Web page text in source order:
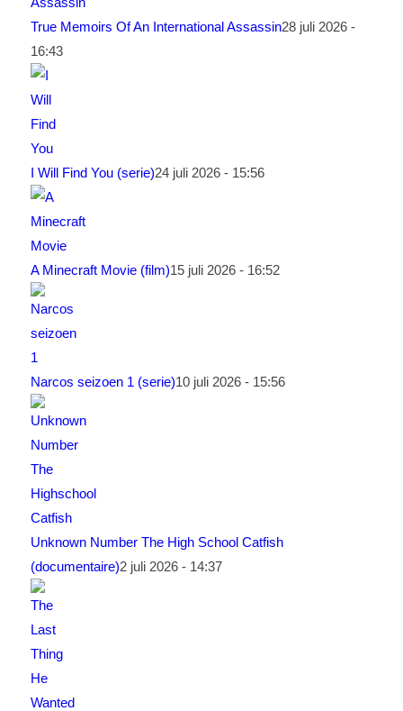
True Memoirs Of An International Assassin28 juli 2026 -
16:43
I Will Find You (serie)24 juli 2026 - 15:56
A Minecraft Movie (film)15 juli 2026 - 16:52
Narcos seizoen 1 (serie)10 juli 2026 - 15:56
Unknown Number The High School Catfish
(documentaire)2 juli 2026 - 14:37